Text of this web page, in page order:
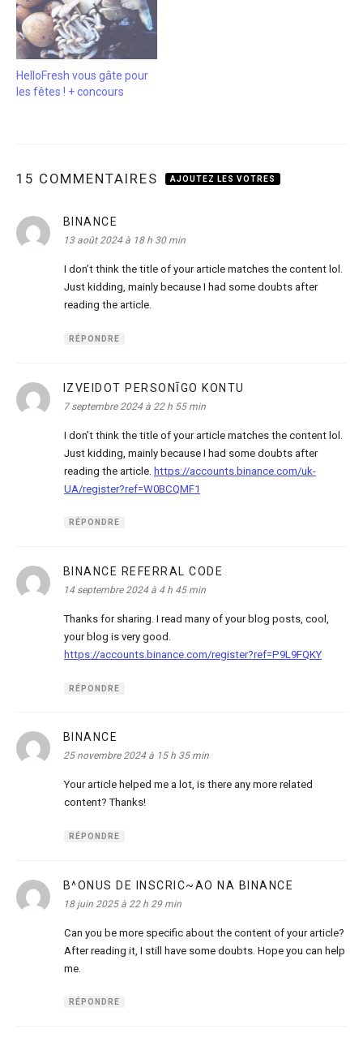
HelloFresh vous gâte pour
les fêtes ! + concours
15 COMMENTAIRES AJOUTEZ LES VOTRES
BINANCE
13 août 2024 à 18 h 30 min
I don’t think the title of your article matches the content lol.
Just kidding, mainly because I had some doubts after
reading the article.
RÉPONDRE
IZVEIDOT PERSONĪGO KONTU
7 septembre 2024 à 22 h 55 min
I don’t think the title of your article matches the content lol.
Just kidding, mainly because I had some doubts after
reading the article. https://accounts.binance.com/uk-
UA/register?ref=W0BCQMF1
RÉPONDRE
BINANCE REFERRAL CODE
14 septembre 2024 à 4 h 45 min
Thanks for sharing. I read many of your blog posts, cool,
your blog is very good.
https://accounts.binance.com/register?ref=P9L9FQKY
RÉPONDRE
BINANCE
25 novembre 2024 à 15 h 35 min
Your article helped me a lot, is there any more related
content? Thanks!
RÉPONDRE
B^ONUS DE INSCRIC~AO NA BINANCE
18 juin 2025 à 22 h 29 min
Can you be more specific about the content of your article?
After reading it, I still have some doubts. Hope you can help
me.
RÉPONDRE